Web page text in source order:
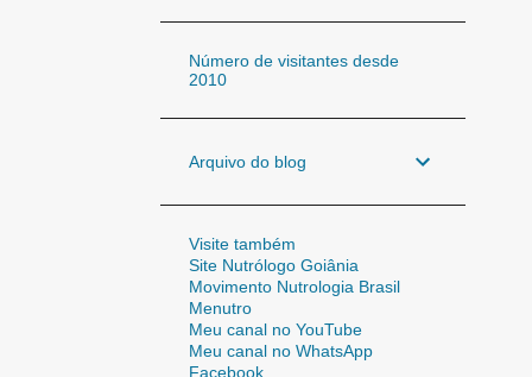
Número de visitantes desde
2010
Arquivo do blog
Visite também
Site Nutrólogo Goiânia
Movimento Nutrologia Brasil
Menutro
Meu canal no YouTube
Meu canal no WhatsApp
Facebook